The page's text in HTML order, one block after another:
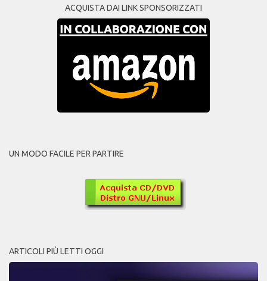
ACQUISTA DAI LINK SPONSORIZZATI
UN MODO FACILE PER PARTIRE
ARTICOLI PIÙ LETTI OGGI